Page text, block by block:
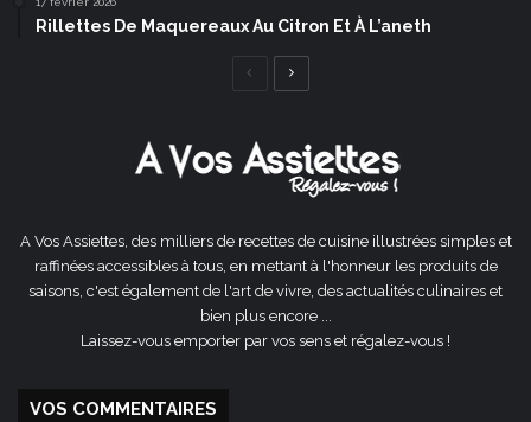
Rillettes De Maquereaux Au Citron Et À L’aneth
Page
A Vos Assiettes, des milliers de recettes de cuisine illustrées simples et
raffinées accessibles à tous, en mettant à l'honneur les produits de
saisons, c'est également de l'art de vivre, des actualités culinaires et
bien plus encore ...
Laissez-vous emporter par vos sens et régalez-vous !
VOS COMMENTAIRES